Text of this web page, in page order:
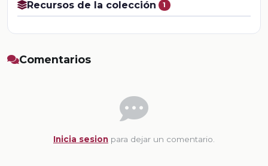
Recursos de la colección 1
Comentarios
Inicia sesion para dejar un comentario.